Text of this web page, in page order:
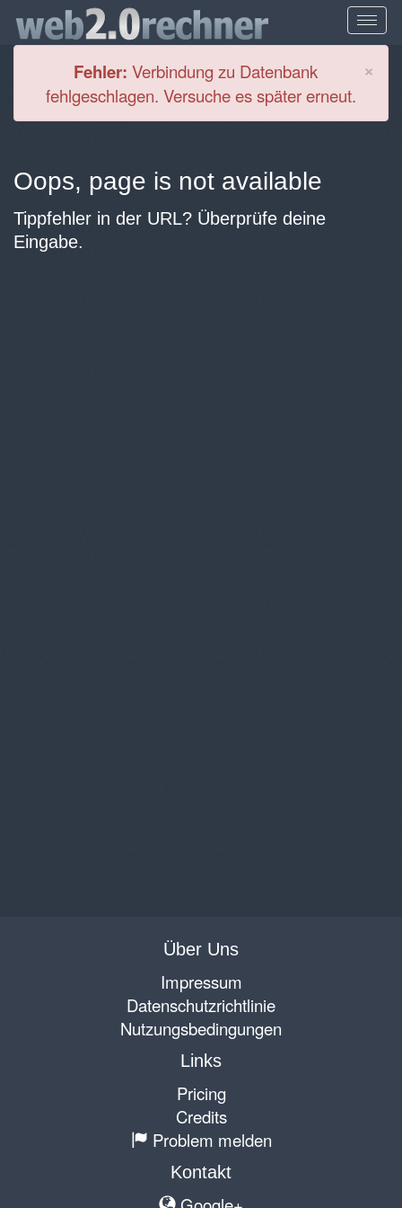
×
Fehler: Verbindung zu Datenbank
fehlgeschlagen. Versuche es später erneut.
Oops, page is not available
Tippfehler in der URL? Überprüfe deine
Eingabe.
Über Uns
Impressum
Datenschutzrichtlinie
Nutzungsbedingungen
Links
Pricing
Credits
Problem melden
Kontakt